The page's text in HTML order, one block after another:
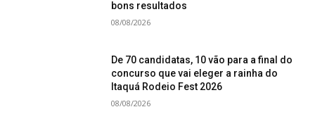
bons resultados
08/08/2026
De 70 candidatas, 10 vão para a final do
concurso que vai eleger a rainha do
Itaquá Rodeio Fest 2026
08/08/2026